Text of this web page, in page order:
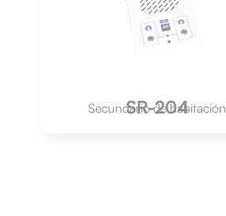
SR-204
Secundario de habitación